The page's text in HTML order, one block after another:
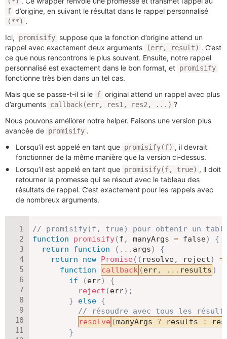
f d’origine, en suivant le résultat dans le rappel personnalisé
(**) .
Ici,
promisify suppose que la fonction d’origine attend un
rappel avec exactement deux arguments
(err, result) . C’est
ce que nous rencontrons le plus souvent. Ensuite, notre rappel
personnalisé est exactement dans le bon format, et promisify
fonctionne très bien dans un tel cas.
Mais que se passe-t-il si le f original attend un rappel avec plus
d’arguments callback(err, res1, res2, ...) ?
Nous pouvons améliorer notre helper. Faisons une version plus
avancée de promisify .
Lorsqu’il est appelé en tant que promisify(f) , il devrait
fonctionner de la même manière que la version ci-dessus.
Lorsqu’il est appelé en tant que promisify(f, true) , il doit
retourner la promesse qui se résout avec le tableau des
résultats de rappel. C’est exactement pour les rappels avec
de nombreux arguments.
// promisify(f, true) pour obtenir un
function
promisify(f , manyArgs = false)
{
return
function ( ... args)
{
return
new Promise ( ( resolve, reject)
function
callback (err, ... results )
if
(err)
{
reject (err) ;
}
else {
// résoudre avec tous les
resolve (manyArgs ? results :
}